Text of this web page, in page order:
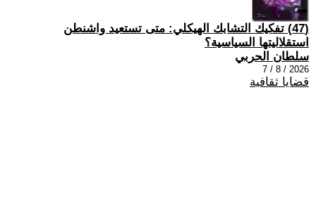
(47) تفكيك التشابك الهيكلي: متى تستعيد واشنطن
استقلاليتها السياسية؟
سلطان الحربي
2026 / 8 / 7
قضايا ثقافية